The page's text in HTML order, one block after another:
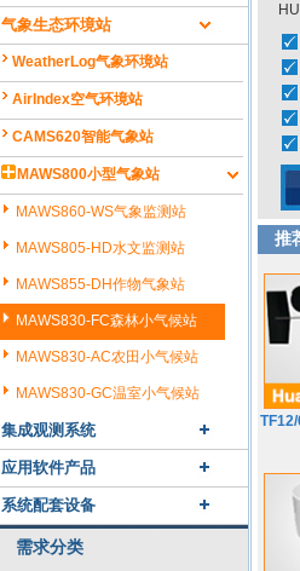
气象生态环境站
WeatherLog气象环境站
AirIndex空气环境站
CAMS620智能气象站
MAWS800小型气象站
MAWS860-WS气象监测站
MAWS805-HD水文监测站
MAWS855-DH作物气象站
MAWS830-FC森林小气候站
MAWS830-AC农田小气候站
MAWS830-GC温室小气候站
集成观测系统
应用软件产品
系统配套设备
需求分类
推